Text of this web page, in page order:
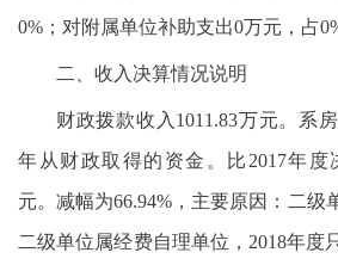
0%；对附属单位补助支出0万元，占
二、收入决算情况说明
财政拨款收入1011.83万元。系
年从财政取得的资金。比2017年度
元。减幅为66.94%，主要原因：二级
二级单位属经费自理单位，2018年度